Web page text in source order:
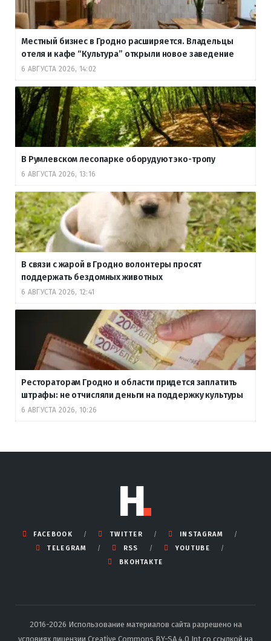
Местный бизнес в Гродно расширяется. Владельцы
отеля и кафе “Культура” открыли новое заведение
6 АВГУСТА 2026, 14:02
В Румлевском лесопарке оборудуют эко-тропу
6 АВГУСТА 2026, 13:16
В связи с жарой в Гродно волонтеры просят
поддержать бездомных животных
6 АВГУСТА 2026, 12:41
Рестораторам Гродно и области придется заплатить
штрафы: не отчисляли деньги на поддержку культуры
6 АВГУСТА 2026, 10:26
FACEBOOK TWITTER
INSTAGRAM
TELEGRAM
RSS
YOUTUBE
ВКОНТАКТЕ
2016-2026 Использование материалов сайта разрешено на
условиях лицензии Creative Commons BY-SA 4.0 Int со ссылкой на